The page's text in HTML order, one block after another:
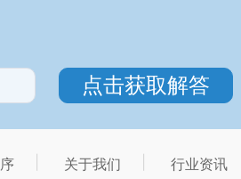
关于我们 行业资讯